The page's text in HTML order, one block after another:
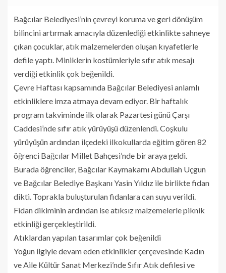
Bağcılar Belediyesi’nin çevreyi koruma ve geri dönüşüm
bilincini artırmak amacıyla düzenlediği etkinlikte sahneye
çıkan çocuklar, atık malzemelerden oluşan kıyafetlerle
defile yaptı. Miniklerin kostümleriyle sıfır atık mesajı
verdiği etkinlik çok beğenildi.
Çevre Haftası kapsamında Bağcılar Belediyesi anlamlı
etkinliklere imza atmaya devam ediyor. Bir haftalık
program takviminde ilk olarak Pazartesi günü Çarşı
Caddesi’nde sıfır atık yürüyüşü düzenlendi. Coşkulu
yürüyüşün ardından ilçedeki ilkokullarda eğitim gören 82
öğrenci Bağcılar Millet Bahçesi’nde bir araya geldi.
Burada öğrenciler, Bağcılar Kaymakamı Abdullah Uçgun
ve Bağcılar Belediye Başkanı Yasin Yıldız ile birlikte fidan
dikti. Toprakla buluşturulan fidanlara can suyu verildi.
Fidan dikiminin ardından ise atıksız malzemelerle piknik
etkinliği gerçekleştirildi.
Atıklardan yapılan tasarımlar çok beğenildi
Yoğun ilgiyle devam eden etkinlikler çerçevesinde Kadın
ve Aile Kültür Sanat Merkezi’nde Sıfır Atık defilesi ve